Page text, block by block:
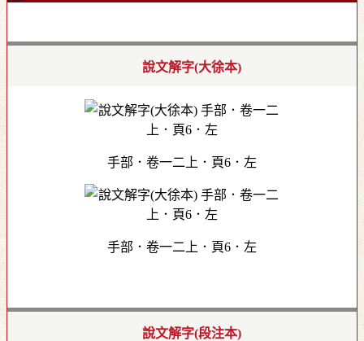
說文解字(大徐本)
手部．卷一二上．頁6．左
手部．卷一二上．頁6．左
說文解字(段注本)